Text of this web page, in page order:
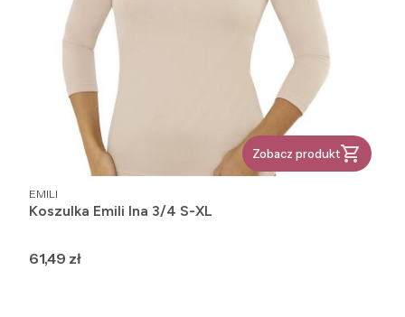
Zobacz produkt
PRODUCENT
EMILI
Koszulka Emili Ina 3/4 S-XL
Cena
61,49 zł